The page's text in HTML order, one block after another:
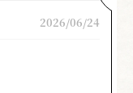
2026/06/24